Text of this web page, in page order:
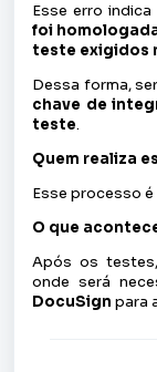
Esse erro indica
foi
teste exigidos
Dessa forma,
chave de
teste.
Quem realiza
Esse processo
O que
Após os
onde será
DocuSign para